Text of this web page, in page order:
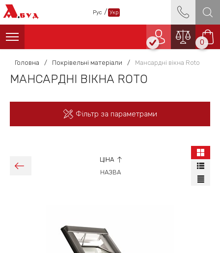
АБУД Рус / Укр
0
Головна / Покрівельні матеріали / Мансардні вікна Roto
МАНСАРДНІ ВІКНА ROTO
Фільтр за параметрами
ЦІНА
НАЗВА